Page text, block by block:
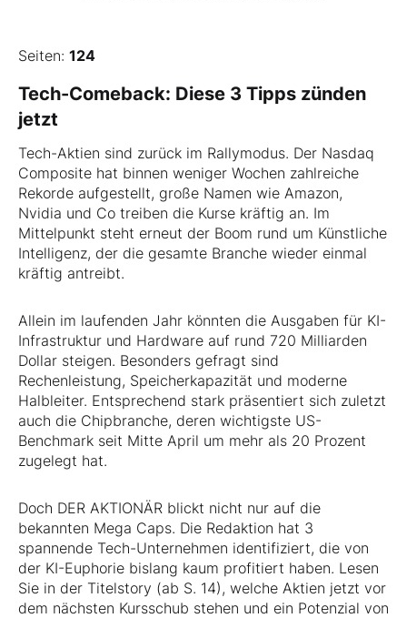
Seiten: 124
Tech-Comeback: Diese 3 Tipps zünden
jetzt
Tech-Aktien sind zurück im Rallymodus. Der Nasdaq
Composite hat binnen weniger Wochen zahlreiche
Rekorde aufgestellt, große Namen wie Amazon,
Nvidia und Co treiben die Kurse kräftig an. Im
Mittelpunkt steht erneut der Boom rund um Künstliche
Intelligenz, der die gesamte Branche wieder einmal
kräftig antreibt.
Allein im laufenden Jahr könnten die Ausgaben für KI-
Infrastruktur und Hardware auf rund 720 Milliarden
Dollar steigen. Besonders gefragt sind
Rechenleistung, Speicherkapazität und moderne
Halbleiter. Entsprechend stark präsentiert sich zuletzt
auch die Chipbranche, deren wichtigste US-
Benchmark seit Mitte April um mehr als 20 Prozent
zugelegt hat.
Doch DER AKTIONÄR blickt nicht nur auf die
bekannten Mega Caps. Die Redaktion hat 3
spannende Tech-Unternehmen identifiziert, die von
der KI-Euphorie bislang kaum profitiert haben. Lesen
Sie in der Titelstory (ab S. 14), welche Aktien jetzt vor
dem nächsten Kursschub stehen und ein Potenzial von